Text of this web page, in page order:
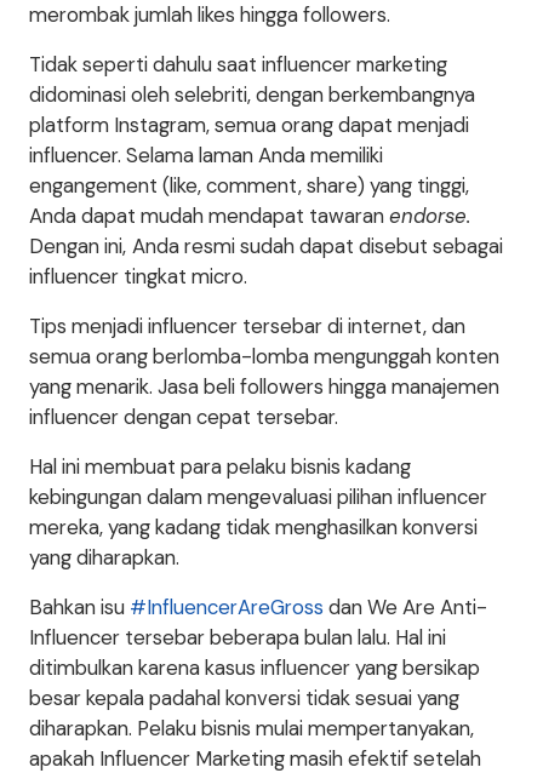
merombak jumlah likes hingga followers.
Tidak seperti dahulu saat influencer marketing
didominasi oleh selebriti, dengan berkembangnya
platform Instagram, semua orang dapat menjadi
influencer. Selama laman Anda memiliki
engangement (like, comment, share) yang tinggi,
Anda dapat mudah mendapat tawaranendorse.
Dengan ini, Anda resmi sudah dapat disebut sebagai
influencer tingkat micro.
Tips menjadi influencer tersebar di internet, dan
semua orang berlomba-lomba mengunggah konten
yang menarik. Jasa beli followers hingga manajemen
influencer dengan cepat tersebar.
Hal ini membuat para pelaku bisnis kadang
kebingungan dalam mengevaluasi pilihan influencer
mereka, yang kadang tidak menghasilkan konversi
yang diharapkan.
Bahkan isu #InfluencerAreGross dan We Are Anti-
Influencer tersebar beberapa bulan lalu. Hal ini
ditimbulkan karena kasus influencer yang bersikap
besar kepala padahal konversi tidak sesuai yang
diharapkan. Pelaku bisnis mulai mempertanyakan,
apakah Influencer Marketing masih efektif setelah